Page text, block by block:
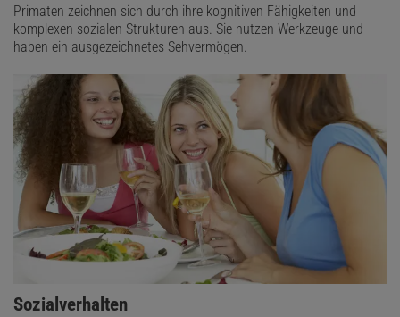
Primaten zeichnen sich durch ihre kognitiven Fähigkeiten und
komplexen sozialen Strukturen aus. Sie nutzen Werkzeuge und
haben ein ausgezeichnetes Sehvermögen.
Sozialverhalten